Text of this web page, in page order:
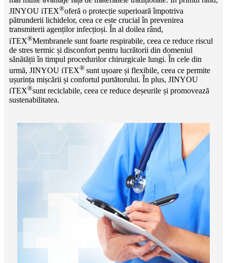
JINYOU iTEX®oferă o protecție superioară împotriva
pătrunderii lichidelor, ceea ce este crucial în prevenirea
transmiterii agenților infecțioși. În al doilea rând,
iTEX®Membranele sunt foarte respirabile, ceea ce reduce riscul
de stres termic și disconfort pentru lucrătorii din domeniul
sănătății în timpul procedurilor chirurgicale lungi. În cele din
urmă, JINYOU iTEX® sunt ușoare și flexibile, ceea ce permite
ușurința mișcării și confortul purtătorului. În plus, JINYOU
iTEX®sunt reciclabile, ceea ce reduce deșeurile și promovează
sustenabilitatea.